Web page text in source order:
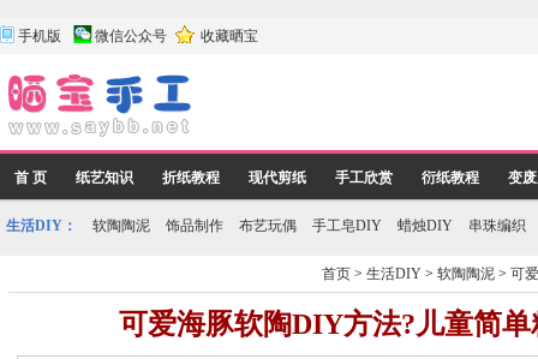
手机版 微信公众号 收藏晒宝
首 页 纸艺知识 折纸教程 现代剪纸 手工欣赏 衍纸教程 变
生活DIY： 软陶陶泥 饰品制作 布艺玩偶 手工皂DIY 蜡烛DIY 串珠编织
首页 >生活DIY >软陶陶泥 >可
可爱海豚软陶DIY方法?儿童简